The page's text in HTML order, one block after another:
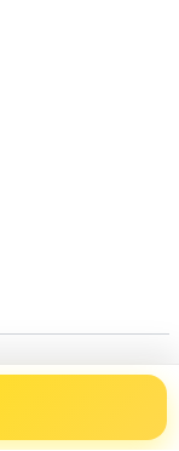
아스트라 워드프레스